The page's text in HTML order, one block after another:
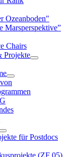
Ozeanboden"
Marsperspektive”
Chairs
Projekte
für Postdocs
(ZF 05)